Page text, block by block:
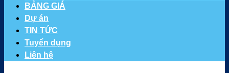
BẢNG GIÁ
Dự án
TIN TỨC
Tuyển dụng
Liên hệ